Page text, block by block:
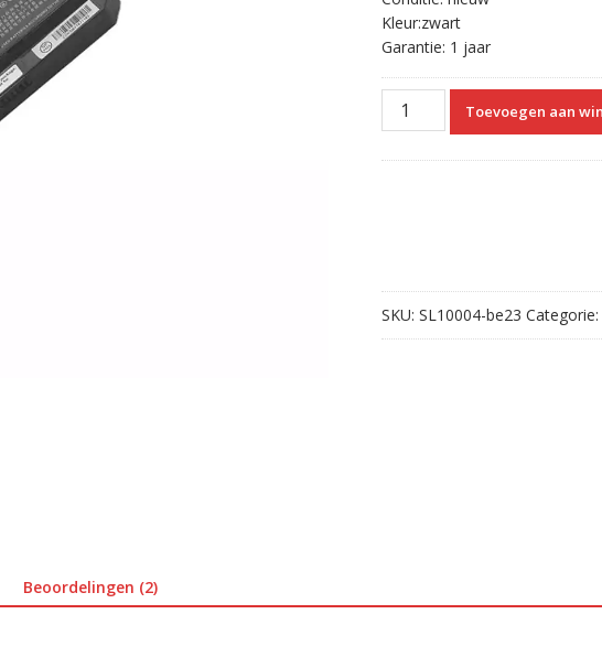
Kleur:zwart
Garantie: 1 jaar
Originele
laptop
Toevoegen aan
SKU: SL10004-be23 Categorie:
Beoordelingen (2)